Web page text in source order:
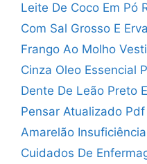
Leite De Coco Em Pó
Com Sal Grosso E
Frango Ao Molho
Cinza Oleo Essencial
Dente De Leão Preto
Pensar Atualizado Pdf
Amarelão
Cuidados De